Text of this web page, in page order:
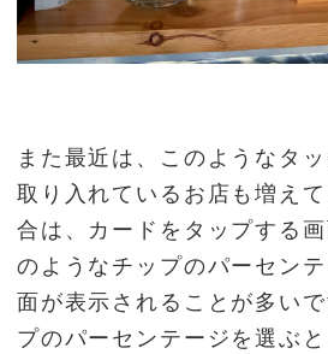
また最近は、このようなタ
取り入れているお店も増え
合は、カードをタップする
のようなチップのパーセン
面が表示されることが多い
プのパーセンテージを選ぶ